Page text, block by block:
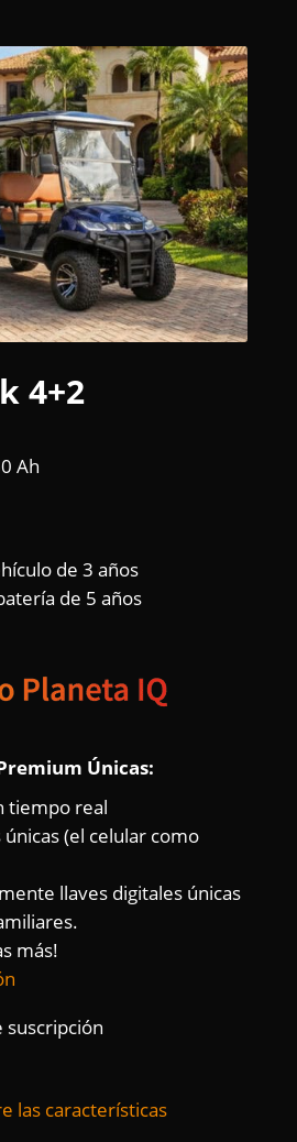
4+2
Ah
de 3 años
de 5 años
Únicas:
tiempo real
(el celular como
llaves digitales únicas
más!
suscripción
las características